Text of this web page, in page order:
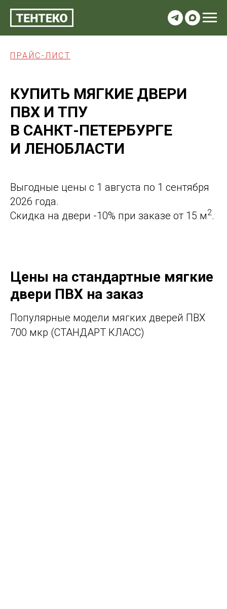
ПРАЙС-ЛИСТ
КУПИТЬ МЯГКИЕ ДВЕРИ
ПВХ И ТПУ
В САНКТ-ПЕТЕРБУРГЕ
И ЛЕНОБЛАСТИ
Выгодные цены с 1 августа по 1 сентября
2026 года.
Скидка на двери -10% при заказе от 15 м2.
Цены на стандартные мягкие
двери ПВХ на заказ
Популярные модели мягких дверей ПВХ
700 мкр (СТАНДАРТ КЛАСС)